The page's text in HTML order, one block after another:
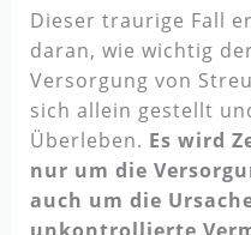
Dieser traurige Fall
daran, wie wichtig
Versorgung von
sich allein gestellt
Überleben. Es wird
nur um die
auch um die